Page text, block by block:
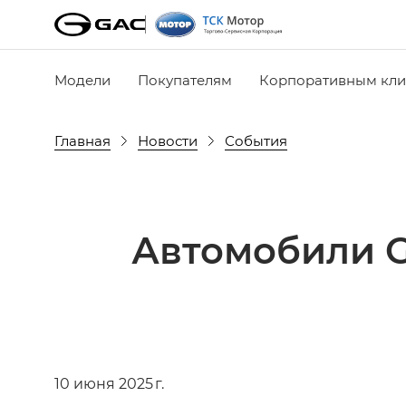
Модели Покупателям Корпоративным
Главная Новости События
Автомобили
10 июня 2025 г.